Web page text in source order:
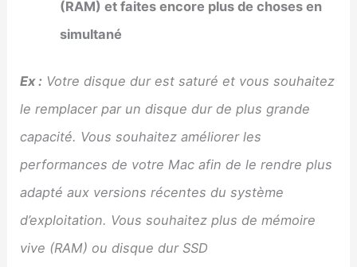
(RAM) et faites encore plus de choses en
simultané
Ex : Votre disque dur est saturé et vous souhaitez
le remplacer par un disque dur de plus grande
capacité. Vous souhaitez améliorer les
performances de votre Mac afin de le rendre plus
adapté aux versions récentes du système
d’exploitation. Vous souhaitez plus de mémoire
vive (RAM) ou disque dur SSD